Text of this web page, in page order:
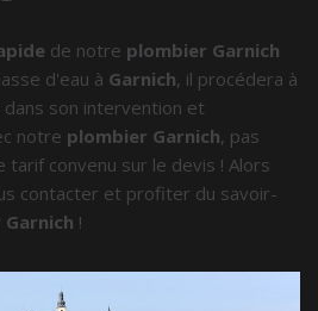
de notre plombier Garnich
d'eau à Garnich, il procédera à
son intervention et
notre plombier Garnich, pas
tarif convenu sur le devis ! Alors
contacter et profiter du savoir-
!